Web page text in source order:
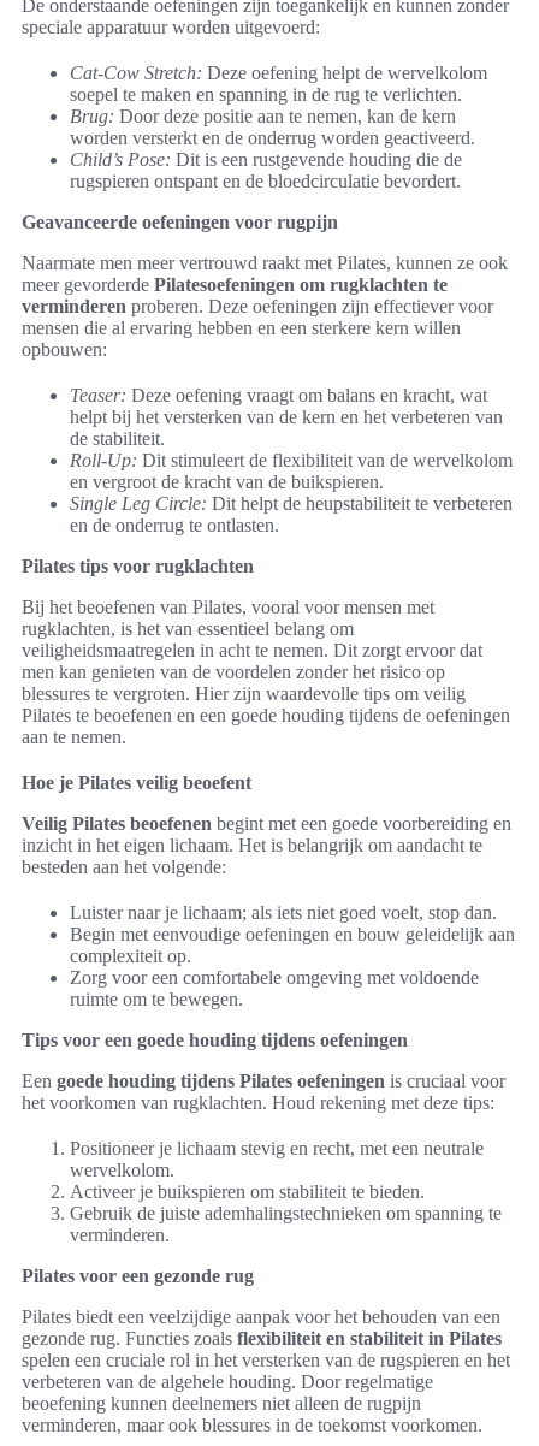
De onderstaande oefeningen zijn toegankelijk en kunnen zonder
speciale apparatuur worden uitgevoerd:
Cat-Cow Stretch: Deze oefening helpt de wervelkolom
soepel te maken en spanning in de rug te verlichten.
Brug: Door deze positie aan te nemen, kan de kern
worden versterkt en de onderrug worden geactiveerd.
Child’s Pose: Dit is een rustgevende houding die de
rugspieren ontspant en de bloedcirculatie bevordert.
Geavanceerde oefeningen voor rugpijn
Naarmate men meer vertrouwd raakt met Pilates, kunnen ze ook
meer gevorderde Pilatesoefeningen om rugklachten te
verminderen proberen. Deze oefeningen zijn effectiever voor
mensen die al ervaring hebben en een sterkere kern willen
opbouwen:
Teaser: Deze oefening vraagt om balans en kracht, wat
helpt bij het versterken van de kern en het verbeteren van
de stabiliteit.
Roll-Up: Dit stimuleert de flexibiliteit van de wervelkolom
en vergroot de kracht van de buikspieren.
Single Leg Circle: Dit helpt de heupstabiliteit te verbeteren
en de onderrug te ontlasten.
Pilates tips voor rugklachten
Bij het beoefenen van Pilates, vooral voor mensen met
rugklachten, is het van essentieel belang om
veiligheidsmaatregelen in acht te nemen. Dit zorgt ervoor dat
men kan genieten van de voordelen zonder het risico op
blessures te vergroten. Hier zijn waardevolle tips om veilig
Pilates te beoefenen en een goede houding tijdens de oefeningen
aan te nemen.
Hoe je Pilates veilig beoefent
Veilig Pilates beoefenen begint met een goede voorbereiding en
inzicht in het eigen lichaam. Het is belangrijk om aandacht te
besteden aan het volgende:
Luister naar je lichaam; als iets niet goed voelt, stop dan.
Begin met eenvoudige oefeningen en bouw geleidelijk aan
complexiteit op.
Zorg voor een comfortabele omgeving met voldoende
ruimte om te bewegen.
Tips voor een goede houding tijdens oefeningen
Een goede houding tijdens Pilates oefeningen is cruciaal voor
het voorkomen van rugklachten. Houd rekening met deze tips:
Positioneer je lichaam stevig en recht, met een neutrale
wervelkolom.
Activeer je buikspieren om stabiliteit te bieden.
Gebruik de juiste ademhalingstechnieken om spanning te
verminderen.
Pilates voor een gezonde rug
Pilates biedt een veelzijdige aanpak voor het behouden van een
gezonde rug. Functies zoals flexibiliteit en stabiliteit in Pilates
spelen een cruciale rol in het versterken van de rugspieren en het
verbeteren van de algehele houding. Door regelmatige
beoefening kunnen deelnemers niet alleen de rugpijn
verminderen, maar ook blessures in de toekomst voorkomen.